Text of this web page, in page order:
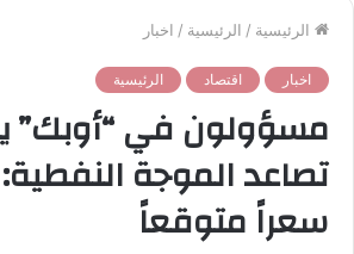
الرئيسية / الرئيسية / اخبار
اخبار اقتصاد الرئيسية
مسؤولون في “أوبك”
سعراً متوقعاً